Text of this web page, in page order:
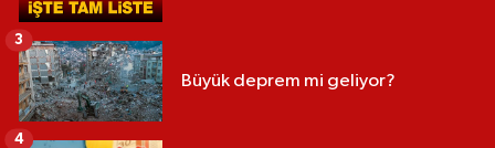
Büyük deprem mi geliyor?
3
4